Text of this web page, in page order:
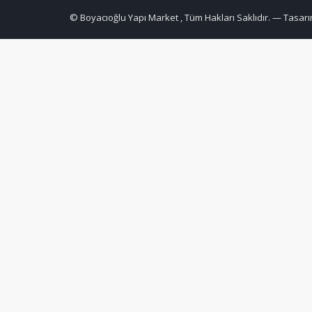
© Boyacıoğlu Yapı Market , Tüm Hakları Saklıdır. —